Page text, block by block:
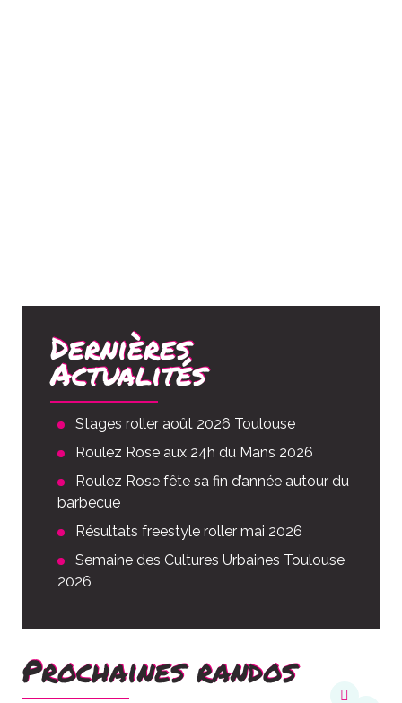
Dernières
Actualités
Stages roller août 2026 Toulouse
Roulez Rose aux 24h du Mans 2026
Roulez Rose fête sa fin d’année autour du
barbecue
Résultats freestyle roller mai 2026
Semaine des Cultures Urbaines Toulouse
2026
Prochaines randos